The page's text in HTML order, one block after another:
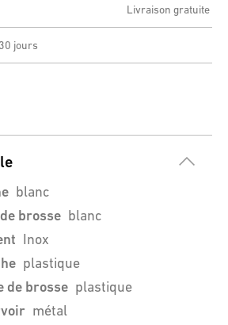
Livraison gratuite
jours
blanc
brosse blanc
Inox
plastique
de brosse plastique
métal